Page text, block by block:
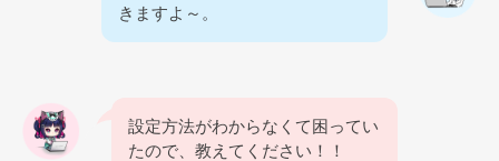
きますよ～。
設定方法がわからなくて困ってい
たので、教えてください！！